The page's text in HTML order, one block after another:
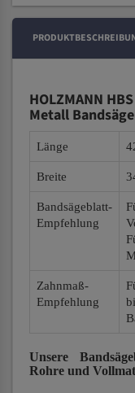
HOLZMANN
Metall
Länge
Breite
Bandsägeblatt-
Empfehlung
Zahnmaß-
Empfehlung
Unsere
Rohre und